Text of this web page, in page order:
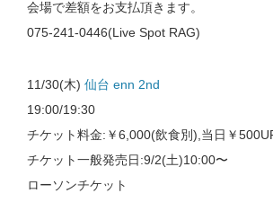
会場で差額をお支払頂きます。
075-241-0446(Live Spot RAG)
11/30(木) 仙台 enn 2nd
19:00/19:30
チケット料金:￥6,000(飲食別),当日￥
チケット一般発売日:9/2(土)10:00〜
ローソンチケット